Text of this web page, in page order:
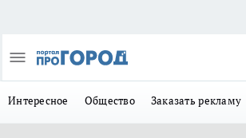
Интересное Общество Заказать рекламу